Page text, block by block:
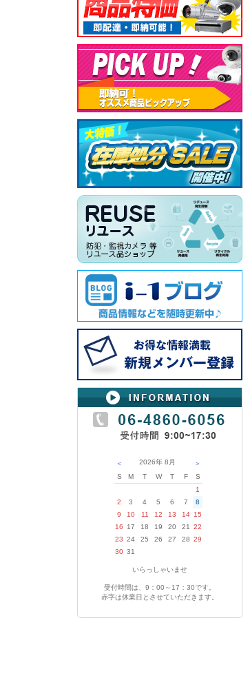
＜ 2026年 8月
＞
S
M T W T F
S
1
2
3 4 5 6 7
8
9
10 11 12 13 14 15
16
17 18 19 20 21
22
23 24 25 26 27 28 29
30 31
いらっしゃいませ
受付時間は、9：00～17：30です。
赤字は休業日とさせていただきます。